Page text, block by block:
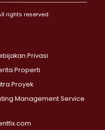
>
>
>
>
rights reserved.
Privasi
Properti
Proyek
Management Service